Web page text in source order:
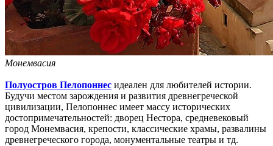
Монемвасия
Полуостров Пелопоннес идеален для любителей истории.
Будучи местом зарождения и развития древнегреческой
цивилизации, Пелопоннес имеет массу исторических
достопримечательностей: дворец Нестора, средневековый
город Монемвасия, крепости, классические храмы, развалины
древнегреческого города, монументальные театры и тд.